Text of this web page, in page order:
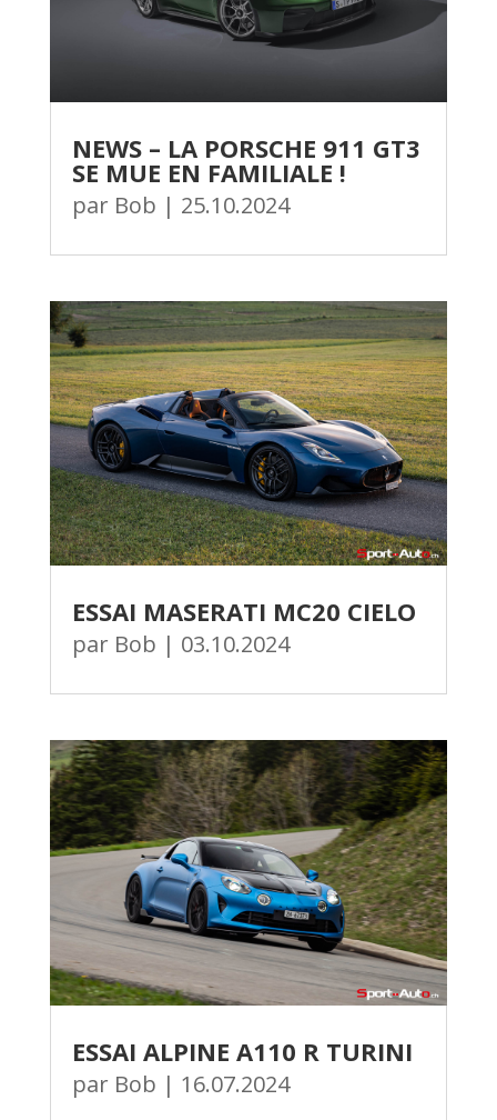
NEWS – LA PORSCHE 911 GT3
SE MUE EN FAMILIALE !
par Bob | 25.10.2024
ESSAI MASERATI MC20 CIELO
par Bob | 03.10.2024
ESSAI ALPINE A110 R TURINI
par Bob | 16.07.2024